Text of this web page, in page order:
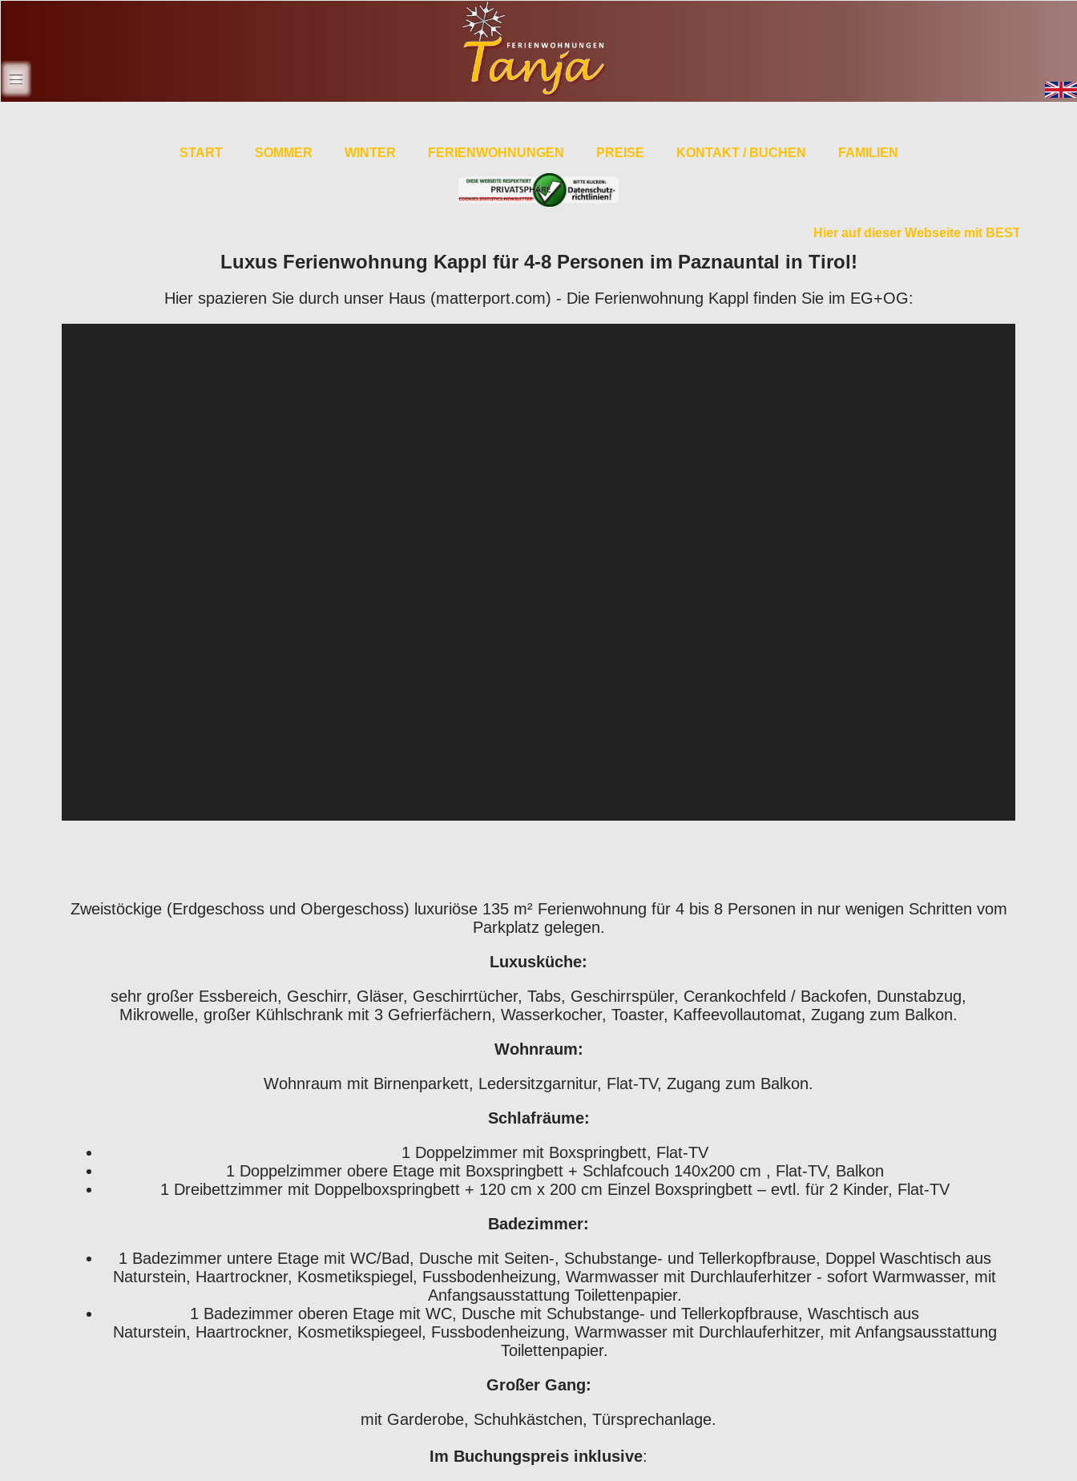
START SOMMER WINTER FERIENWOHNUNGEN PREISE KONTAKT / BUCHEN FAMILIEN
Hier auf dieser Webseite mit BESTPREIS
Luxus Ferienwohnung Kappl für 4-8 Personen im Paznauntal in Tirol!
Hier spazieren Sie durch unser Haus (matterport.com) - Die Ferienwohnung Kappl finden Sie im EG+OG:
Zweistöckige (Erdgeschoss und Obergeschoss) luxuriöse 135 m² Ferienwohnung für 4 bis 8 Personen in nur wenigen Schritten vom
Parkplatz gelegen.
Luxusküche:
sehr großer Essbereich, Geschirr, Gläser, Geschirrtücher, Tabs, Geschirrspüler, Cerankochfeld / Backofen, Dunstabzug,
Mikrowelle, großer Kühlschrank mit 3 Gefrierfächern, Wasserkocher, Toaster, Kaffeevollautomat, Zugang zum Balkon.
Wohnraum:
Wohnraum mit Birnenparkett, Ledersitzgarnitur, Flat-TV, Zugang zum Balkon.
Schlafräume:
1 Doppelzimmer mit Boxspringbett, Flat-TV
1 Doppelzimmer obere Etage mit Boxspringbett + Schlafcouch 140x200 cm , Flat-TV, Balkon
1 Dreibettzimmer mit Doppelboxspringbett + 120 cm x 200 cm Einzel Boxspringbett – evtl. für 2 Kinder, Flat-TV
Badezimmer:
1 Badezimmer untere Etage mit WC/Bad, Dusche mit Seiten-, Schubstange- und Tellerkopfbrause, Doppel Waschtisch aus
Naturstein, Haartrockner, Kosmetikspiegel, Fussbodenheizung, Warmwasser mit Durchlauferhitzer - sofort Warmwasser, mit
Anfangsausstattung Toilettenpapier.
1 Badezimmer oberen Etage mit WC, Dusche mit Schubstange- und Tellerkopfbrause, Waschtisch aus
Naturstein, Haartrockner, Kosmetikspiegeel, Fussbodenheizung, Warmwasser mit Durchlauferhitzer, mit Anfangsausstattung
Toilettenpapier.
Großer Gang:
mit Garderobe, Schuhkästchen, Türsprechanlage.
Im Buchungspreis inklusive: